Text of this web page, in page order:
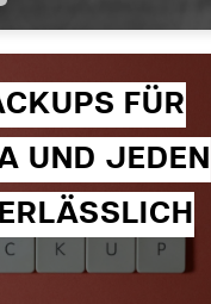
FÜR
UND JEDEN